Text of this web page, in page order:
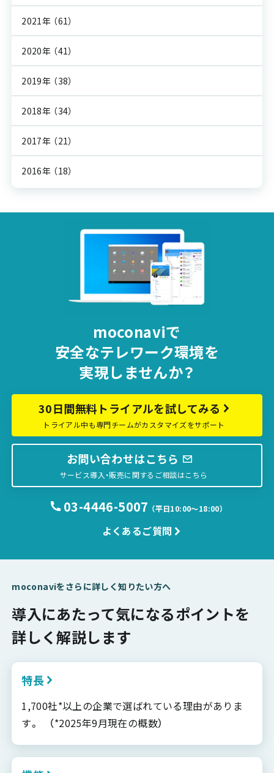
2021年 （61）
2020年 （41）
2019年 （38）
2018年 （34）
2017年 （21）
2016年 （18）
moconaviで
安全なテレワーク環境を
実現しませんか？
30日間無料トライアルを試してみる
トライアル中も専門チームがカスタマイズをサポート
お問い合わせはこちら
サービス導入・販売に関するご相談はこちら
03-4446-5007 （平日10:00〜18:00）
よくあるご質問
moconaviをさらに詳しく知りたい方へ
導入にあたって気になるポイントを
詳しく解説します
特長
1,700社*以上の企業で選ばれている理由がありま
す。 （*2025年9月現在の概数）